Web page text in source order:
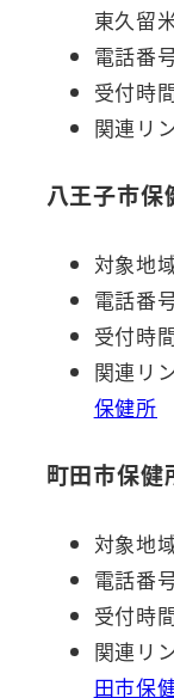
東久留
電話番
受付時
関連リ
八王子市保
対象地
電話番
受付時
関連リ
保健所
町田市保健
対象地
電話番
受付時
関連リ
田市保